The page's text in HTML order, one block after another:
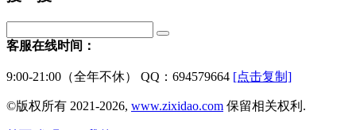
客服在线时间：
9:00-21:00（全年不休） QQ：694579664 [点击复制]
©版权所有 2021-2026, www.zixidao.com 保留相关权利.